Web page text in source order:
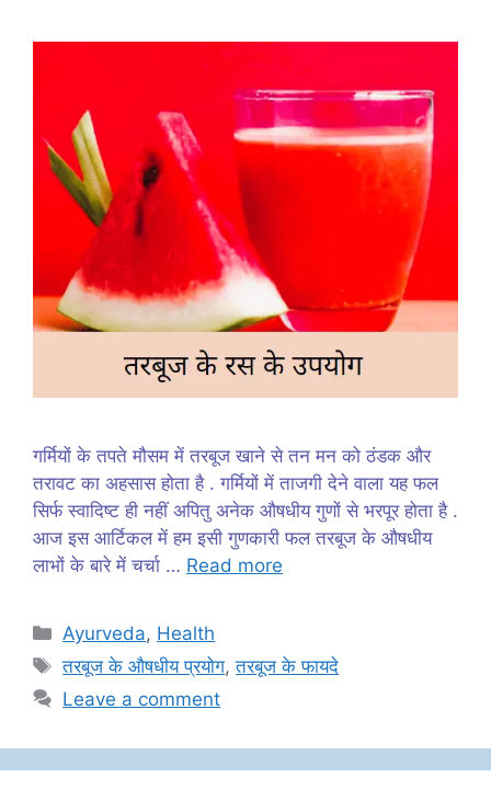
गर्मियों के तपते मौसम में तरबूज खाने से तन मन को ठंडक और
तरावट का अहसास होता है . गर्मियों में ताजगी देने वाला यह फल
सिर्फ स्वादिष्ट ही नहीं अपितु अनेक औषधीय गुणों से भरपूर होता है .
आज इस आर्टिकल में हम इसी गुणकारी फल तरबूज के औषधीय
लाभों के बारे में चर्चा … Read more
Categories
Ayurveda, Health
Tags
तरबूज के औषधीय प्रयोग,तरबूज के फायदे
Leave a comment